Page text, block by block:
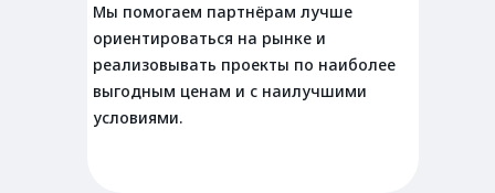
Мы помогаем партнёрам лучше
ориентироваться на рынке и
реализовывать проекты по наиболее
выгодным ценам и с наилучшими
условиями.